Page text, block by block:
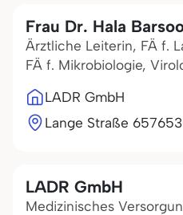
Frau Dr. Hala
Ärztliche Leiterin, FÄ f.
FÄ f. Mikrobiologie,
LADR GmbH
Lange Straße 65
LADR GmbH
Medizinisches